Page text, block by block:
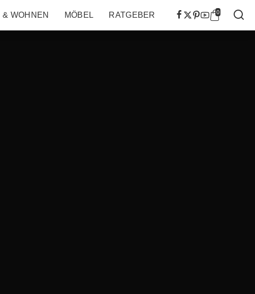
WOHNEN MÖBEL RATGEBER 0